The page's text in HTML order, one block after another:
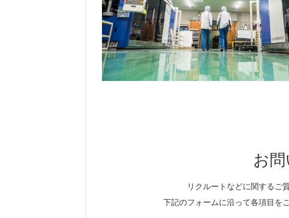
お
リクルートなどに関するご
下記のフォームに沿って各項目を